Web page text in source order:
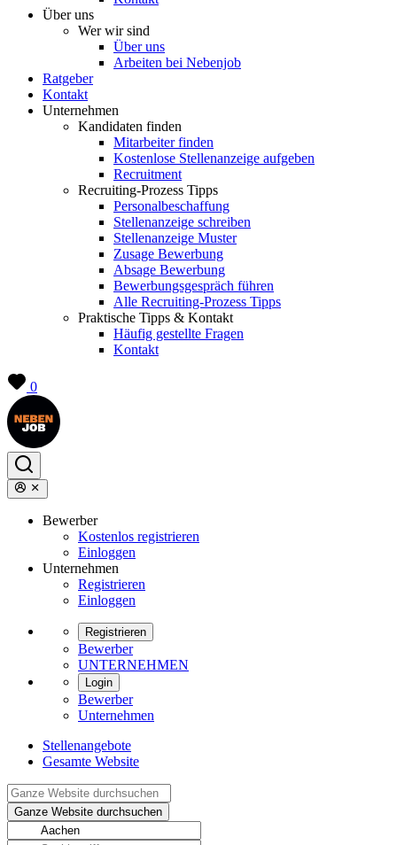
Über uns
Wer wir sind
Über uns
Arbeiten bei Nebenjob
Ratgeber
Kontakt
Unternehmen
Kandidaten finden
Mitarbeiter finden
Kostenlose Stellenanzeige aufgeben
Recruitment
Recruiting-Prozess Tipps
Personalbeschaffung
Stellenanzeige schreiben
Stellenanzeige Muster
Zusage Bewerbung
Absage Bewerbung
Bewerbungsgespräch führen
Alle Recruiting-Prozess Tipps
Praktische Tipps & Kontakt
Häufig gestellte Fragen
Kontakt
0
Bewerber
Kostenlos registrieren
Einloggen
Unternehmen
Registrieren
Einloggen
Registrieren
Bewerber
UNTERNEHMEN
Login
Bewerber
Unternehmen
Stellenangebote
Gesamte Website